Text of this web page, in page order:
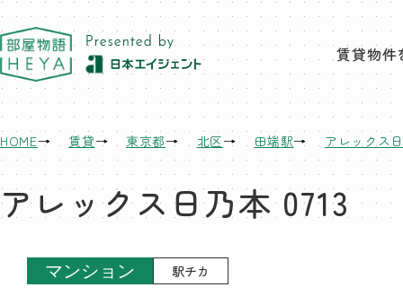
東京 部屋物語
賃貸物件
HOME 賃貸 東京都 北区 田端駅 アレックス
アレックス日乃本 0713
マンション 駅チカ